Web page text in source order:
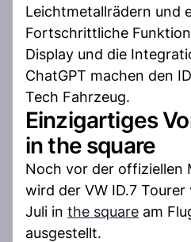
Leichtmetallrädern und
Fortschrittliche
Display und die
ChatGPT machen den
Tech Fahrzeug.
Einzigartiges
in the square
Noch vor der offiziellen
wird der VW ID.7
Juli in the square am
ausgestellt.